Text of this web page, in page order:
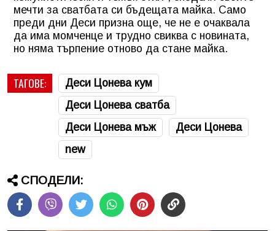
мечти за сватбата си бъдещата майка. Само
преди дни Деси призна още, че не е очаквала
да има момченце и трудно свиква с новината,
но няма търпение отново да стане майка.
ТАГОВЕ:
Деси Цонева кум
Деси Цонева сватба
Деси Цонева мъж
Деси Цонева
new
СПОДЕЛИ: